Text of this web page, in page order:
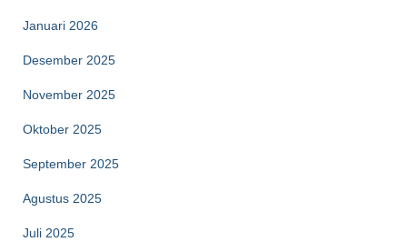
Januari 2026
Desember 2025
November 2025
Oktober 2025
September 2025
Agustus 2025
Juli 2025